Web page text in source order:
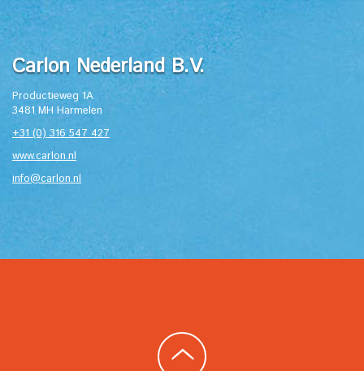
Carlon Nederland B.V.
Productieweg 1A
3481 MH Harmelen
+31 (0) 316 547 427
www.carlon.nl
info@carlon.nl